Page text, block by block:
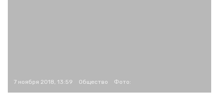
7 ноября 2018, 13:59 Общество Фото: